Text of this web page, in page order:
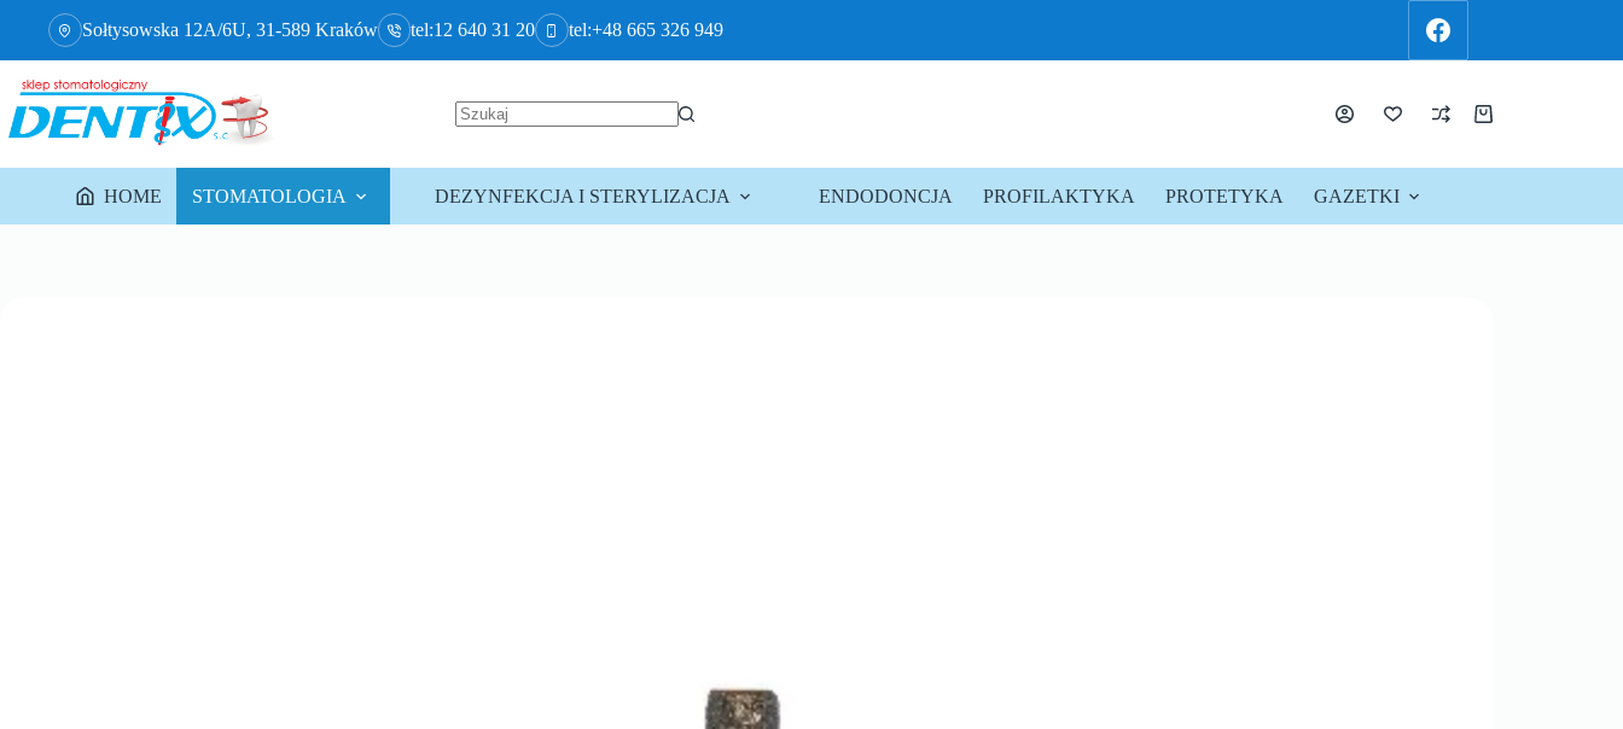
Sołtysowska 12A/6U, 31-589 Kraków tel:12 640 31 20 tel:+48 665 326 949
HOME STOMATOLOGIA DEZYNFEKCJA I STERYLIZACJA ENDODONCJA PROFILAKTYKA PROTETYKA GAZETKI